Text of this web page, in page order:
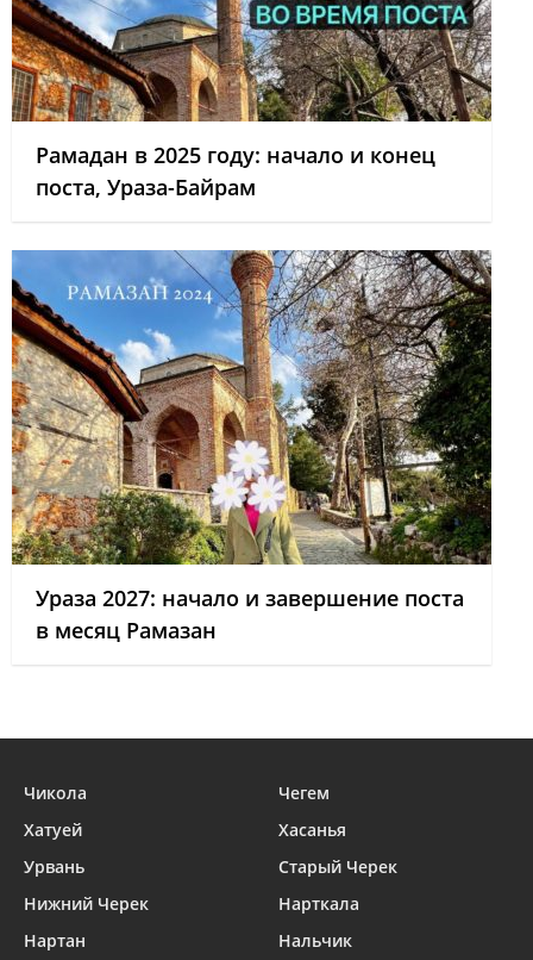
Рамадан в 2025 году: начало и конец
поста, Ураза-Байрам
Ураза 2027: начало и завершение поста
в месяц Рамазан
Чикола
Чегем
Хатуей
Хасанья
Урвань
Старый Черек
Нижний Черек
Нарткала
Нартан
Нальчик